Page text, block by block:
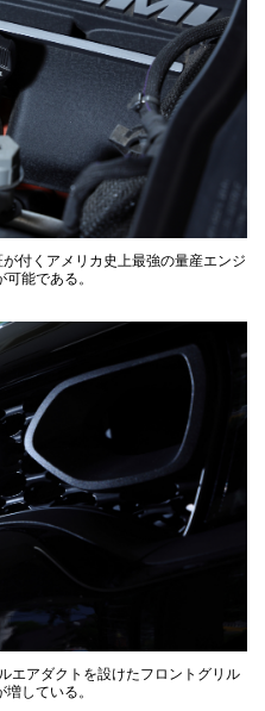
付くアメリカ史上最強の量産エンジ
能である。
エアダクトを設けたフロントグリル
している。